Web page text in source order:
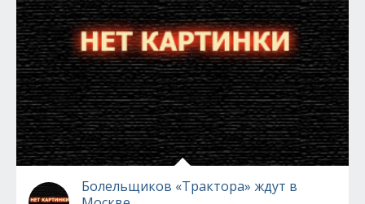
Болельщиков «Трактора» ждут в